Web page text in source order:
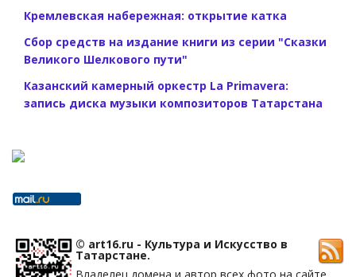
Кремлевская набережная: открытие катка
Сбор средств на издание книги из серии "Сказки
Великого Шелкового пути"
Казанский камерный оркестр La Primavera:
запись диска музыки композиторов Татарстана
© art16.ru - Культура и Искусство в
Татарстане.